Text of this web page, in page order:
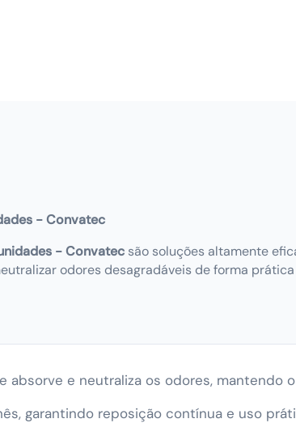
- Convatec
- Convatec são soluções altamente
odores desagradáveis de forma
absorve e neutraliza os odores, mantendo
garantindo reposição contínua e uso